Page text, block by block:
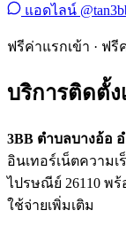
แอดไลน์
ฟรีค่าแรกเข้า · ฟ
บริการติดตั้ง
3BB ตำบลบางอ้อ
อินเทอร์เน็ตความ
ไปรษณีย์ 26110 พ
ใช้จ่ายเพิ่มเติม